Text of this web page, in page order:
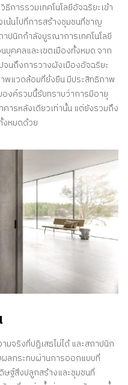
การรวมเทคโนโลยีอัจฉริยะเข้า
น้นไปที่การสร้างชุมชนที่ชาญ
ปนิกกำลังบูรณาการเทคโนโลยี
บุคคลและเขตเมืองทั้งหมด จาก
จนถึงการวางผังเมืองอัจฉริยะ
พแวดล้อมที่ยั่งยืน มีประสิทธิภาพ
งค์รวมนี้รับทราบว่าการมีอายุ
ารหลังเดียวเท่านั้น แต่ยังรวมถึง
งหมดด้วย
จริงที่ปฏิเสธไม่ได้ และสถาปนิก
ลกระทบผ่านการออกแบบที่
ฐ์สิ่งปลูกสร้างและชุมชนที่